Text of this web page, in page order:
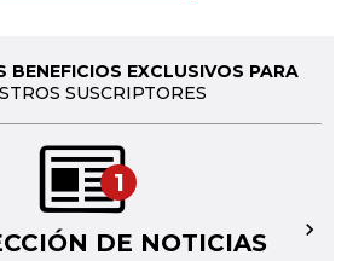
BENEFICIOS EXCLUSIVOS PARA
SUSCRIPTORES
1
DE NOTICIAS →